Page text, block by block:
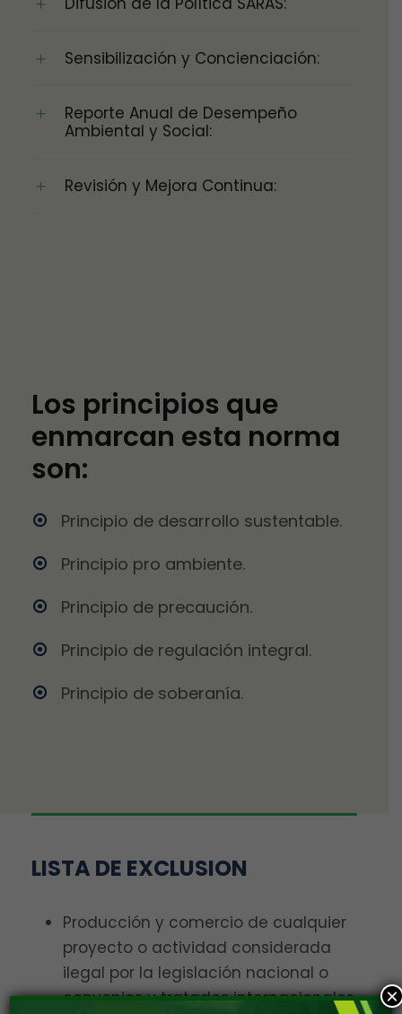
Sensibilización y Concienciación:
Reporte Anual de Desempeño
Ambiental y Social:
Revisión y Mejora Continua:
Los principios que
enmarcan esta norma
son:
Principio de desarrollo sustentable.
Principio pro ambiente.
Principio de precaución.
Principio de regulación integral.
Principio de soberanía.
LISTA DE EXCLUSION
Producción y comercio de cualquier
proyecto o actividad considerada
ilegal por la legislación nacional o
convenios y tratados internacionales,
×